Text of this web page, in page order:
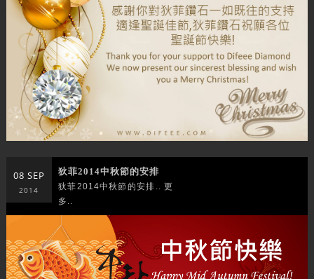
08 SEP
2014
狄菲2014中秋節的安排
狄菲2014中秋節的安排.. 更
多..